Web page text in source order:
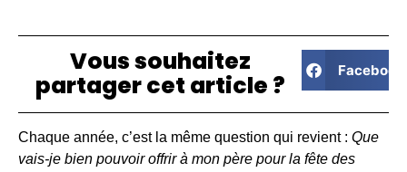
Vous souhaitez
partager cet article ? Facebook
Chaque année, c’est la même question qui revient : Que
vais-je bien pouvoir offrir à mon père pour la fête des